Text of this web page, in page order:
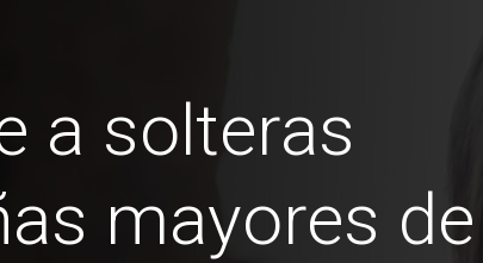
a solteras
mayores de